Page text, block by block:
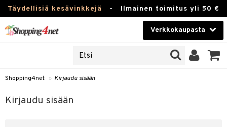
Täydellisiä kesävinkkejä - Ilmainen toimitus yli 50 €
Verkkokaupasta
Piilolinssit
Luontaistuotteet
Shopping4net » Kirjaudu sisään
Kirjaudu sisään
sisään